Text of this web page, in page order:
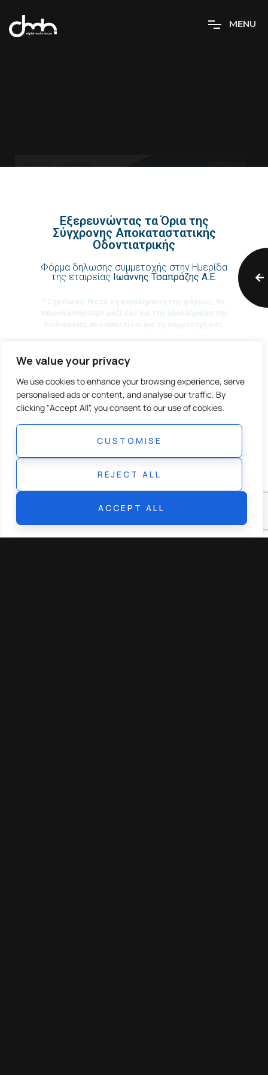
We value your privacy
We use cookies to enhance your browsing experience, serve
personalised ads or content, and analyse our traffic. By
clicking "Accept All", you consent to our use of cookies.
CUSTOMISE
REJECT ALL
ACCEPT ALL
MENU
Εξερευνώντας τα Όρια της
Σύγχρονης Αποκαταστατικής
Οδοντιατρικής
Φόρμα δηλωσης συμμετοχής στην Ημερίδα
της εταιρείας Ιωάννης Τσαπράζης Α.Ε.
* Σημείωση: Μετά τη συμπλήρωση της φόρμας, θα
επικοινωνήσουμε μαζί σας για την ολοκλήρωση της
διαδικασίας που απατείται για τη συμμετοχή σας.
Επώνυμο: